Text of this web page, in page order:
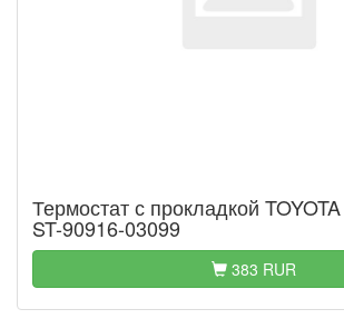
Термостат с прокладкой
ST-90916-03099
383 RUR